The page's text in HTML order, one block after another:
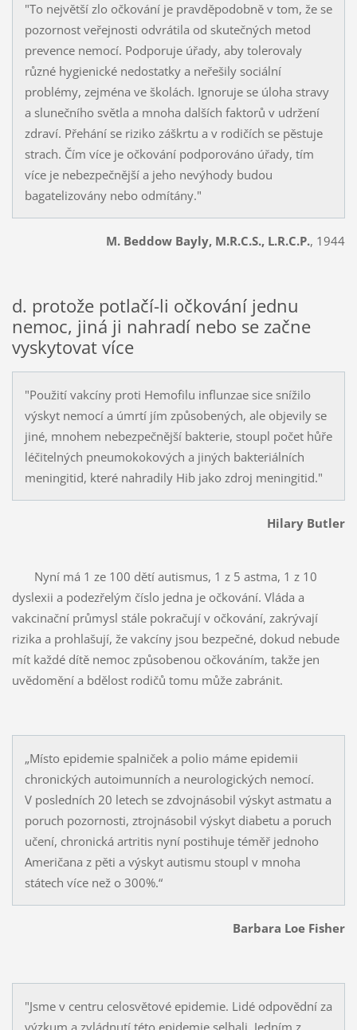
"To největší zlo očkování je pravděpodobně v tom, že se
pozornost veřejnosti odvrátila od skutečných metod
prevence nemocí. Podporuje úřady, aby tolerovaly
různé hygienické nedostatky a neřešily sociální
problémy, zejména ve školách. Ignoruje se úloha stravy
a slunečního světla a mnoha dalších faktorů v udržení
zdraví. Přehání se riziko záškrtu a v rodičích se pěstuje
strach. Čím více je očkování podporováno úřady, tím
více je nebezpečnější a jeho nevýhody budou
bagatelizovány nebo odmítány."
M. Beddow Bayly, M.R.C.S., L.R.C.P., 1944
d. protože potlačí-li očkování jednu
nemoc, jiná ji nahradí nebo se začne
vyskytovat více
"Použití vakcíny proti Hemofilu influnzae sice snížilo
výskyt nemocí a úmrtí jím způsobených, ale objevily se
jiné, mnohem nebezpečnější bakterie, stoupl počet hůře
léčitelných pneumokokových a jiných bakteriálních
meningitid, které nahradily Hib jako zdroj meningitid."
Hilary Butler
Nyní má 1 ze 100 dětí autismus, 1 z 5 astma, 1 z 10
dyslexii a podezřelým číslo jedna je očkování. Vláda a
vakcinační průmysl stále pokračují v očkování, zakrývají
rizika a prohlašují, že vakcíny jsou bezpečné, dokud nebude
mít každé dítě nemoc způsobenou očkováním, takže jen
uvědomění a bdělost rodičů tomu může zabránit.
„Místo epidemie spalniček a polio máme epidemii
chronických autoimunních a neurologických nemocí.
V posledních 20 letech se zdvojnásobil výskyt astmatu a
poruch pozornosti, ztrojnásobil výskyt diabetu a poruch
učení, chronická artritis nyní postihuje téměř jednoho
Američana z pěti a výskyt autismu stoupl v mnoha
státech více než o 300%.“
Barbara Loe Fisher
"Jsme v centru celosvětové epidemie. Lidé odpovědní za
výzkum a zvládnutí této epidemie selhali. Jedním z